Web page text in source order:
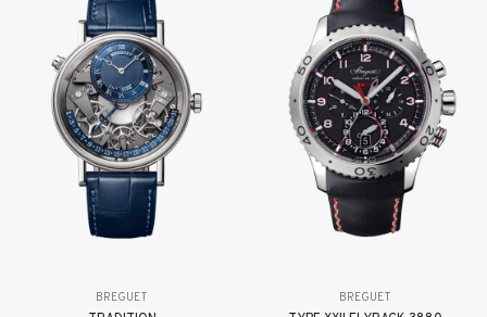
BREGUET BREGUET